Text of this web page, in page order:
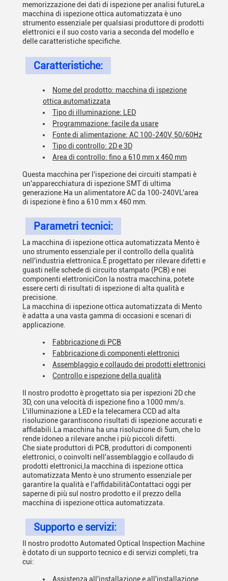
memorizzazione dei dati di ispezione per analisi futureLa
macchina di ispezione ottica automatizzata è uno
strumento essenziale per qualsiasi produttore di prodotti
elettronici e il suo costo varia a seconda del modello e
delle caratteristiche specifiche.
Caratteristiche:
Nome del prodotto: macchina di ispezione
ottica automatizzata
Tipo di illuminazione: LED
Programmazione: facile da usare
Fonte di alimentazione: AC 100-240V, 50/60Hz
Tipo di controllo: 2D e 3D
Area di controllo: fino a 610 mm x 460 mm
Questa macchina per l'ispezione dei circuiti stampati è
un'apparecchiatura di ispezione SMT di ultima
generazione.Ha un alimentatore AC da 100-240VL'area
di ispezione è fino a 610 mm x 460 mm.
Parametri tecnici:
La macchina di ispezione ottica automatizzata Mento è
uno strumento essenziale per il controllo della qualità
nell'industria elettronica.È progettato per rilevare difetti e
guasti nelle schede di circuito stampato (PCB) e nei
componenti elettroniciCon la nostra macchina, potete
essere certi di risultati di ispezione di alta qualità e
precisione.
La macchina di ispezione ottica automatizzata di Mento
è adatta a una vasta gamma di occasioni e scenari di
applicazione.
Fabbricazione di PCB
Fabbricazione di componenti elettronici
Assemblaggio e collaudo dei prodotti elettronici
Controllo e ispezione della qualità
Il nostro prodotto è progettato sia per ispezioni 2D che
3D, con una velocità di ispezione fino a 1000 mm/s.
L'illuminazione a LED e la telecamera CCD ad alta
risoluzione garantiscono risultati di ispezione accurati e
affidabili.La macchina ha una risoluzione di 5um, che lo
rende idoneo a rilevare anche i più piccoli difetti.
Che siate produttori di PCB, produttori di componenti
elettronici, o coinvolti nell'assemblaggio e collaudo di
prodotti elettronici,la macchina di ispezione ottica
automatizzata Mento è uno strumento essenziale per
garantire la qualità e l'affidabilitàContattaci oggi per
saperne di più sul nostro prodotto e il prezzo della
macchina di ispezione ottica automatizzata.
Supporto e servizi:
Il nostro prodotto Automated Optical Inspection Machine
è dotato di un supporto tecnico e di servizi completi, tra
cui:
Assistenza all'installazione e all'installazione